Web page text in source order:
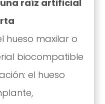
una raíz artificial
hueso maxilar o
biocompatible
el hueso